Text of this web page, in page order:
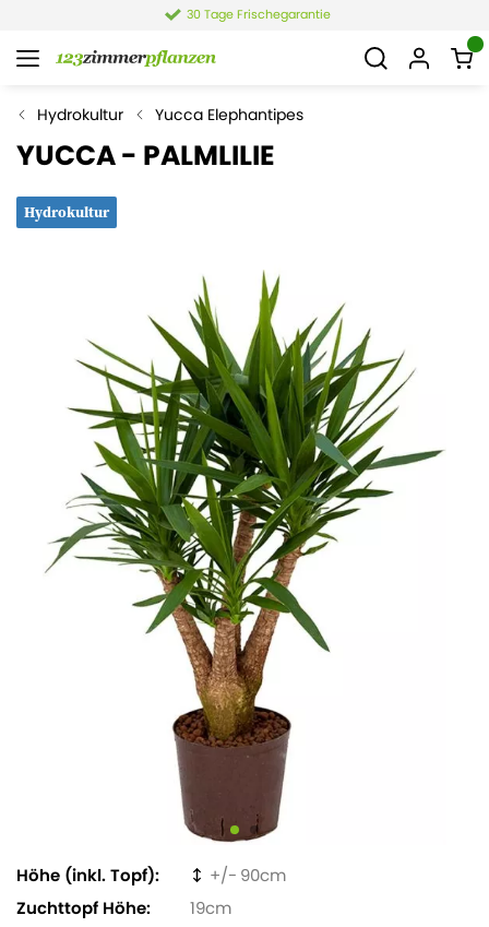
4,4 von 6.021 Bewertungen
Hydrokultur Yucca Elephantipes
YUCCA - PALMLILIE
Hydrokultur
Höhe (inkl. Topf)
90
Zuchttopf Höhe
19